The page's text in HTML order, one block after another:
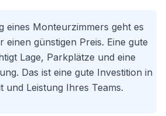
eines Monteurzimmers geht es
einen günstigen Preis. Eine gute
Lage, Parkplätze und eine
Das ist eine gute Investition in
und Leistung Ihres Teams.